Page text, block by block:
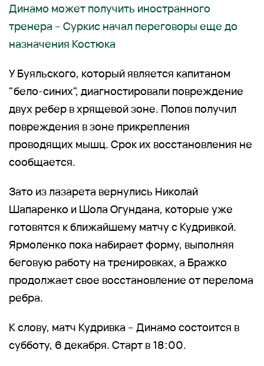
Динамо может получить иностранного
тренера – Суркис начал переговоры еще до
назначения Костюка
У Буяльского, который является капитаном
"бело-синих", диагностировали повреждение
двух ребер в хрящевой зоне. Попов получил
повреждения в зоне прикрепления
проводящих мышц. Срок их восстановления не
сообщается.
Зато из лазарета вернулись Николай
Шапаренко и Шола Огундана, которые уже
готовятся к ближайшему матчу с Кудривкой.
Ярмоленко пока набирает форму, выполняя
беговую работу на тренировках, а Бражко
продолжает свое восстановление от перелома
ребра.
К слову, матч Кудривка – Динамо состоится в
субботу, 6 декабря. Старт в 18:00.